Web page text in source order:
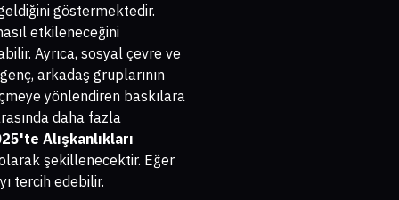
göstermektedir.
etkileneceğini
Ayrıca, sosyal çevre ve
arkadaş gruplarının
yönlendiren baskılara
daha fazla
Alışkanlıkları
şekillenecektir. Eğer
tercih edebilir.